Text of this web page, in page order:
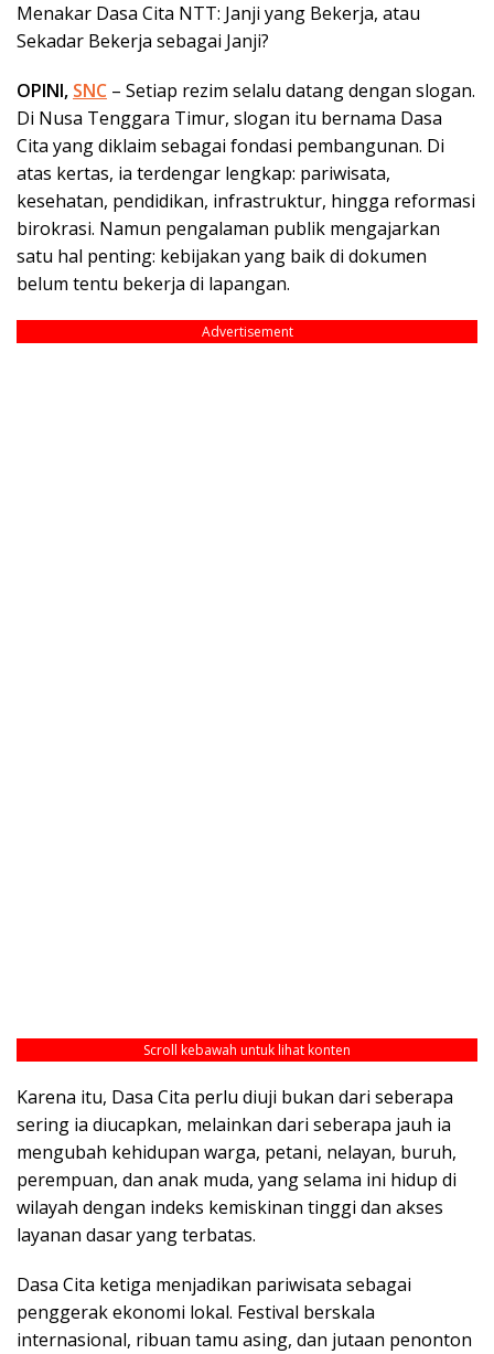
Menakar Dasa Cita NTT: Janji yang Bekerja, atau
Sekadar Bekerja sebagai Janji?
OPINI, SNC – Setiap rezim selalu datang dengan slogan.
Di Nusa Tenggara Timur, slogan itu bernama Dasa
Cita yang diklaim sebagai fondasi pembangunan. Di
atas kertas, ia terdengar lengkap: pariwisata,
kesehatan, pendidikan, infrastruktur, hingga reformasi
birokrasi. Namun pengalaman publik mengajarkan
satu hal penting: kebijakan yang baik di dokumen
belum tentu bekerja di lapangan.
Advertisement
Scroll kebawah untuk lihat konten
Karena itu, Dasa Cita perlu diuji bukan dari seberapa
sering ia diucapkan, melainkan dari seberapa jauh ia
mengubah kehidupan warga, petani, nelayan, buruh,
perempuan, dan anak muda, yang selama ini hidup di
wilayah dengan indeks kemiskinan tinggi dan akses
layanan dasar yang terbatas.
Dasa Cita ketiga menjadikan pariwisata sebagai
penggerak ekonomi lokal. Festival berskala
internasional, ribuan tamu asing, dan jutaan penonton